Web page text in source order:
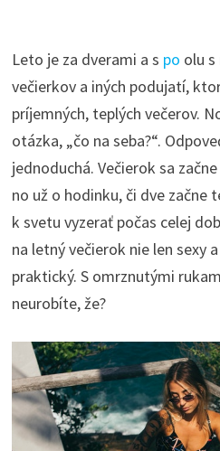
Leto je za dverami a s po olu
večierkov a iných podujatí,
príjemných, teplých večerov.
otázka, „čo na seba?“.
jednoduchá. Večierok sa
no už o hodinku, či dve začne
k svetu vyzerať počas celej
na letný večierok nie len sexy
praktický. S omrznutými
neurobíte, že?